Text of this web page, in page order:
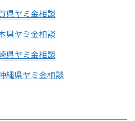
県ヤミ金相談
県ヤミ金相談
県ヤミ金相談
縄県ヤミ金相談